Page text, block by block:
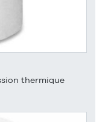
thermique